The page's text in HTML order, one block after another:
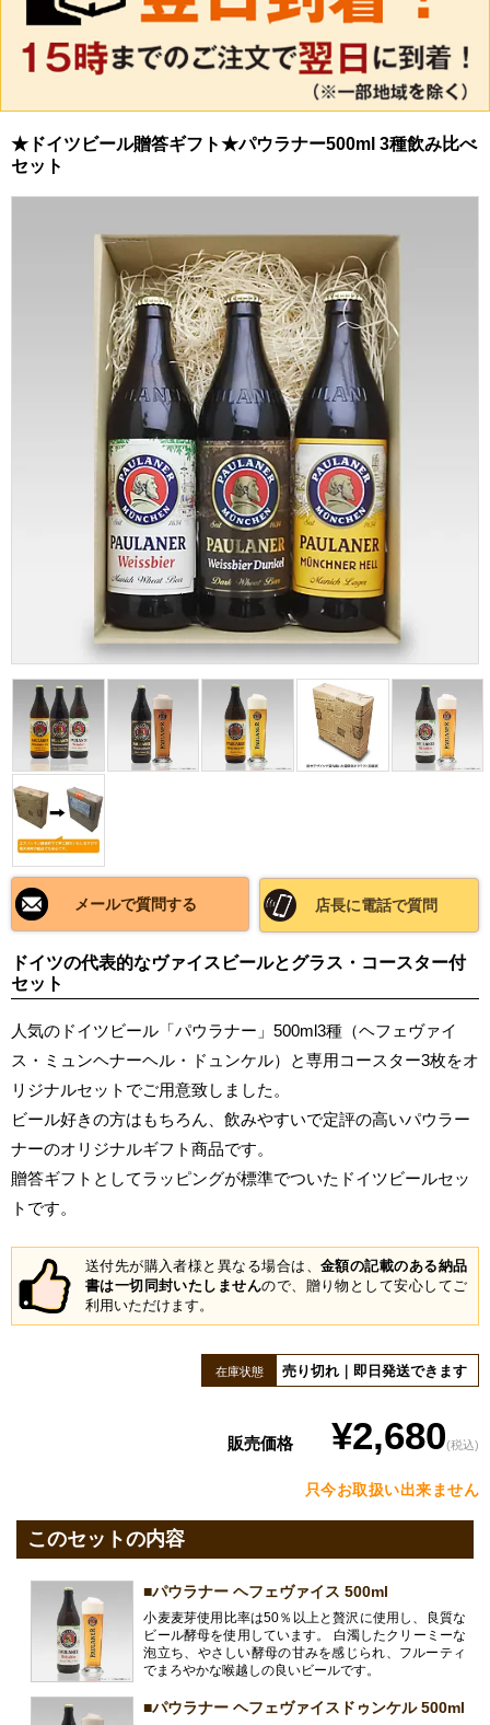
★ドイツビール贈答ギフト★パウラナー500ml 3種飲み比べ
セット
メールで質問する 店長に電話で質問
ドイツの代表的なヴァイスビールとグラス・コースター付
セット
人気のドイツビール「パウラナー」500ml3種（ヘフェヴァイ
ス・ミュンヘナーヘル・ドュンケル）と専用コースター3枚をオ
リジナルセットでご用意致しました。
ビール好きの方はもちろん、飲みやすいで定評の高いパウラー
ナーのオリジナルギフト商品です。
贈答ギフトとしてラッピングが標準でついたドイツビールセッ
トです。
送付先が購入者様と異なる場合は、 金額の記載のある納品
書は一切同封いたしませんので、贈り物として安心してご
利用いただけます。
在庫状態 売り切れ｜即日発送できます
販売価格¥2,680(税込)
只今お取扱い出来ません
このセットの内容
■パウラナー ヘフェヴァイス 500ml
小麦麦芽使用比率は50％以上と贅沢に使用し、良質な
ビール酵母を使用しています。 白濁したクリーミーな
泡立ち、やさしい酵母の甘みを感じられ、フルーティ
でまろやかな喉越しの良いビールです。
■パウラナー ヘフェヴァイスドゥンケル 500ml